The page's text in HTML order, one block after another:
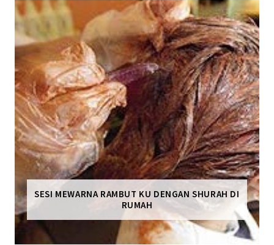
SESI MEWARNA RAMBUT KU DENGAN SHURAH DI
RUMAH